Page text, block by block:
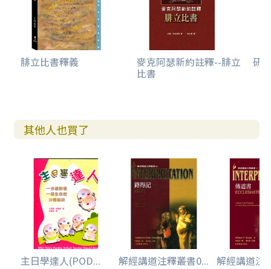
腓立比書釋義 麥克阿瑟新約註釋--腓立
比書
研
其他人也買了
主日學達人(POD... 解經講道注釋叢書0... 解經講道注